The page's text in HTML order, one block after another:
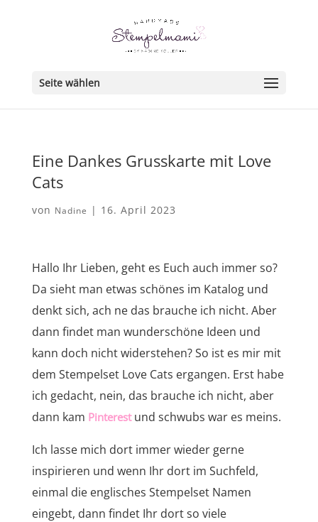
Seite wählen
Eine Dankes Grusskarte mit Love
Cats
von Nadine | 16. April 2023
Hallo Ihr Lieben, geht es Euch auch immer so?
Da sieht man etwas schönes im Katalog und
denkt sich, ach ne das brauche ich nicht. Aber
dann findet man wunderschöne Ideen und
kann doch nicht widerstehen? So ist es mir mit
dem Stempelset Love Cats ergangen. Erst habe
ich gedacht, nein, das brauche ich nicht, aber
dann kam Pinterestund schwubs war es meins.
Ich lasse mich dort immer wieder gerne
inspirieren und wenn Ihr dort im Suchfeld,
einmal die englisches Stempelset Namen
eingebt, dann findet Ihr dort so viele